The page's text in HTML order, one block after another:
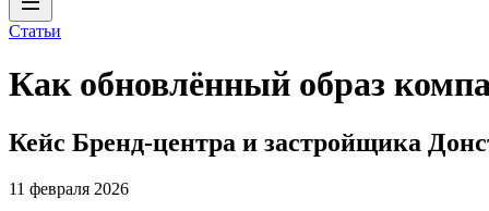
Статьи
Как обновлённый образ
Кейс Бренд-центра и застройщика
11 февраля 2026